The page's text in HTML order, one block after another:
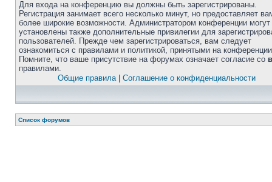
Для входа на конференцию вы должны быть зарегистрированы.
Регистрация занимает всего несколько минут, но предоставляет
более широкие возможности. Администратором конференции
установлены также дополнительные привилегии для
пользователей. Прежде чем зарегистрироваться, вам следует
ознакомиться с правилами и политикой, принятыми на
Помните, что ваше присутствие на форумах означает согласие со
правилами.
Общие правила| Соглашение о конфиденциальности
Список форумов